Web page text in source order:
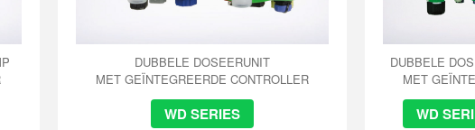
DUBBELE DOSEERUNIT
MET GEÏNTEGREERDE CONTROLLER
WD SERIES
DUBBELE
MET
WD